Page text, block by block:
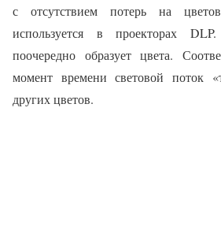
с отсутствием потерь на
используется в проекторах
поочередно образует цвета.
момент времени световой поток
других цветов.